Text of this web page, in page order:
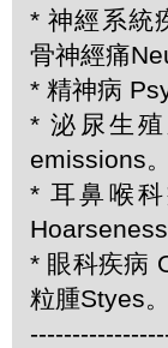
* 神經系統
骨神經痛
* 精神病
* 泌尿生殖
emissions。
* 耳鼻喉
* 眼科疾病
粒腫Styes。